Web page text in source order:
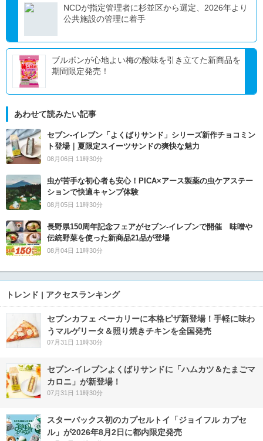
NCDが指定管理者に杉並区から選定、2026年より
公共施設の管理に着手
ブルボンが心地よい梅の酸味を引き立てた新商品を
期間限定発売！
あわせて読みたい記事
セブン‐イレブン「よくばりサンド」シリーズ新作チョコミン
ト登場｜夏限定スイーツサンドの爽快な魅力
08月06日 11時30分
虫が苦手な初心者も安心！PICA×アース製薬の虫ケアステー
ションで快適キャンプ体験
08月05日 11時30分
長野県150周年記念フェアがセブン-イレブンで開催 味噌や
伝統野菜を使った新商品21品が登場
08月04日 11時30分
トレンド | アクセスランキング
セブンカフェ ベーカリーに本格ピザ新登場！手軽に味わ
うマルゲリータ＆照り焼きチキンを全国発売
07月31日 11時30分
セブン‐イレブンよくばりサンドに「ハムカツ＆たまごマ
カロニ」が新登場！
07月31日 11時30分
スターバックス初のカプセルトイ「ジョイフル カプセ
ル」が2026年8月2日に都内限定発売